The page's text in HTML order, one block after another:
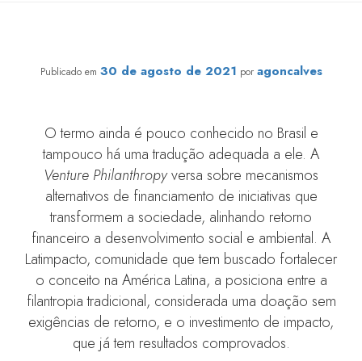
Publicado em 30 de agosto de 2021 por agoncalves
O termo ainda é pouco conhecido no Brasil e
tampouco há uma tradução adequada a ele. A
Venture Philanthropyversa sobre mecanismos
alternativos de financiamento de iniciativas que
transformem a sociedade, alinhando retorno
financeiro a desenvolvimento social e ambiental. A
Latimpacto, comunidade que tem buscado fortalecer
o conceito na América Latina, a posiciona entre a
filantropia tradicional, considerada uma doação sem
exigências de retorno, e o investimento de impacto,
que já tem resultados comprovados.